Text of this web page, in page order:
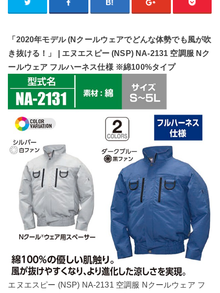
「2020年モデル (Nクールウェアでどんな体勢でも風が吹
き抜ける！」 | エヌエスピー (NSP) NA-2131 空調服 Nク
ールウェア フルハーネス仕様 ※綿100%タイプ
エヌエスピー (NSP) NA-2131 空調服 Nクールウェア フ